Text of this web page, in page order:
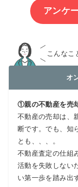
アンケ
こんなこ
オ
①親の不動産を売
不動産の売却は、
断です。でも、知
とも、、、。
不動産査定の仕組
活動を失敗しない
い第一歩を踏み出